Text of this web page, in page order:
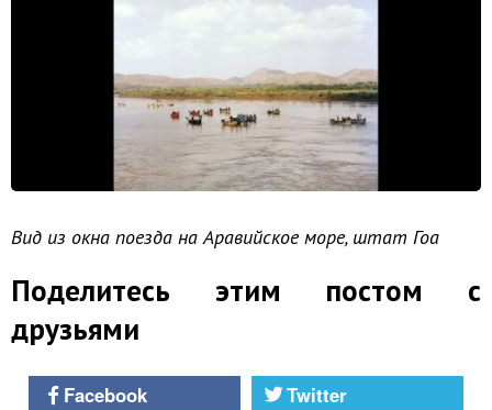
Вид из окна поезда на Аравийское море, штат Гоа
Поделитесь этим постом с
друзьями
Facebook
Twitter